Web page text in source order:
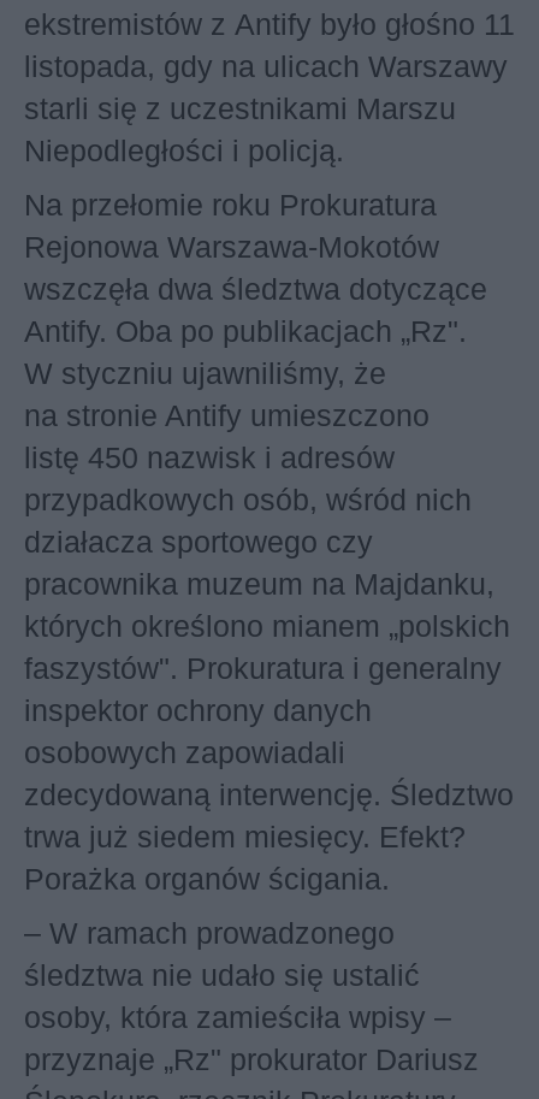
ekstremistów z Antify było głośno 11
listopada, gdy na ulicach Warszawy
starli się z uczestnikami Marszu
Niepodległości i policją.
Na przełomie roku Prokuratura
Rejonowa Warszawa-Mokotów
wszczęła dwa śledztwa dotyczące
Antify. Oba po publikacjach „Rz".
W styczniu ujawniliśmy, że
na stronie Antify umieszczono
listę 450 nazwisk i adresów
przypadkowych osób, wśród nich
działacza sportowego czy
pracownika muzeum na Majdanku,
których określono mianem „polskich
faszystów". Prokuratura i generalny
inspektor ochrony danych
osobowych zapowiadali
zdecydowaną interwencję. Śledztwo
trwa już siedem miesięcy. Efekt?
Porażka organów ścigania.
– W ramach prowadzonego
śledztwa nie udało się ustalić
osoby, która zamieściła wpisy –
przyznaje „Rz" prokurator Dariusz